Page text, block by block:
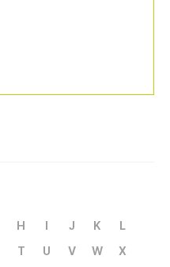
H I J K
L
T U V W
X